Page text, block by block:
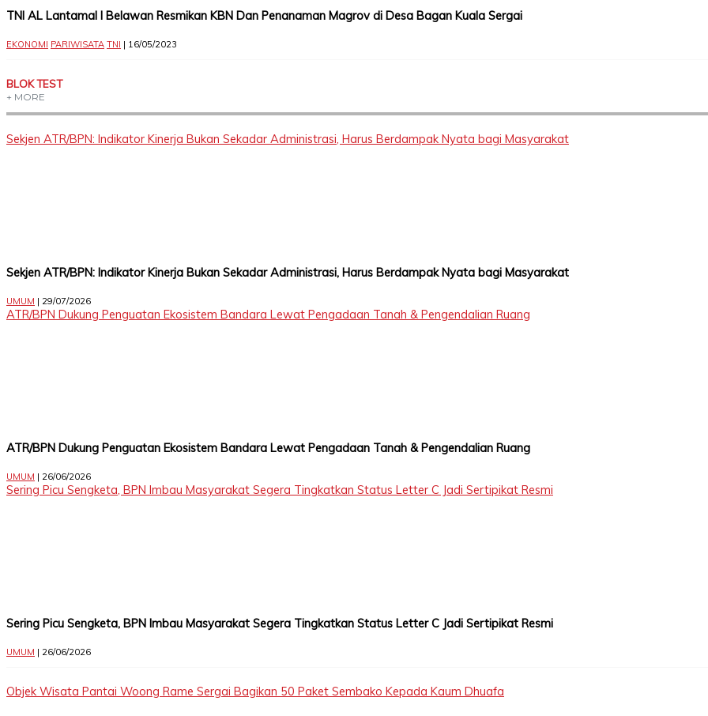
©
2026
Delidaily
CONTACT
Upi
12345
123456789
PT
TNI AL Lantamal I Belawan Resmikan KBN Dan Penanaman Magrov di Desa Bagan Kuala Sergai
EKONOMI PARIWISATA TNI | 16/05/2023
BLOK TEST
+ MORE
Sekjen ATR/BPN: Indikator Kinerja Bukan Sekadar Administrasi, Harus Berdampak Nyata bagi Masyarakat
Sekjen ATR/BPN: Indikator Kinerja Bukan Sekadar Administrasi, Harus Berdampak Nyata bagi Masyarakat
UMUM | 29/07/2026
ATR/BPN Dukung Penguatan Ekosistem Bandara Lewat Pengadaan Tanah & Pengendalian Ruang
ATR/BPN Dukung Penguatan Ekosistem Bandara Lewat Pengadaan Tanah & Pengendalian Ruang
UMUM | 26/06/2026
Sering Picu Sengketa, BPN Imbau Masyarakat Segera Tingkatkan Status Letter C Jadi Sertipikat Resmi
Sering Picu Sengketa, BPN Imbau Masyarakat Segera Tingkatkan Status Letter C Jadi Sertipikat Resmi
UMUM | 26/06/2026
Objek Wisata Pantai Woong Rame Sergai Bagikan 50 Paket Sembako Kepada Kaum Dhuafa